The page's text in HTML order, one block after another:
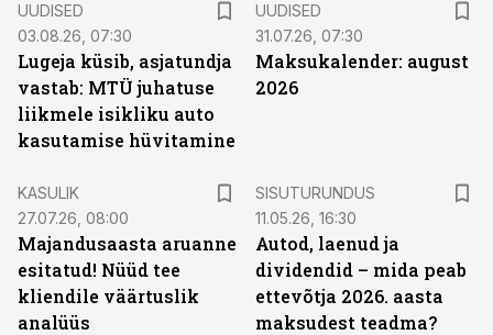
UUDISED
03.08.26, 07:30
Lugeja küsib, asjatundja
vastab: MTÜ juhatuse
liikmele isikliku auto
kasutamise hüvitamine
UUDISED
31.07.26, 07:30
Maksukalender: august
2026
KASULIK
27.07.26, 08:00
Majandusaasta aruanne
esitatud! Nüüd tee
kliendile väärtuslik
analüüs
SISUTURUNDUS
11.05.26, 16:30
Autod, laenud ja
dividendid – mida peab
ettevõtja 2026. aasta
maksudest teadma?